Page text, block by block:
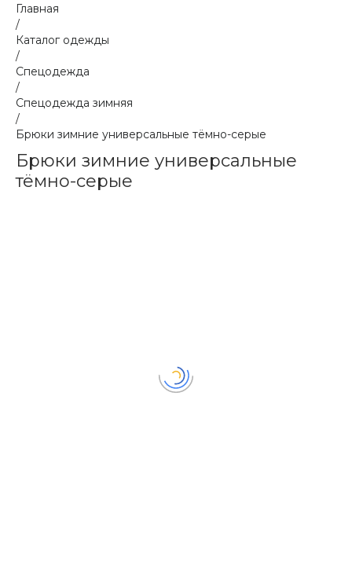
Главная
/
Каталог одежды
/
Спецодежда
/
Спецодежда зимняя
/
Брюки зимние универсальные тёмно-серые
Брюки зимние универсальные
тёмно-серые